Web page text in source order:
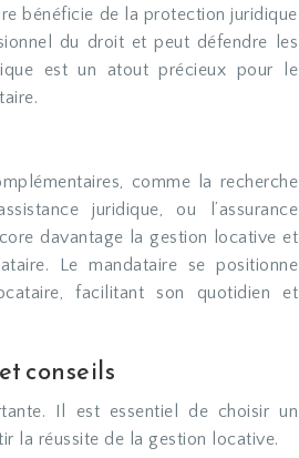
bénéficie de la protection juridique
du droit et peut défendre les
est un atout précieux pour le
comme la recherche
juridique, ou l’assurance
davantage la gestion locative et
Le mandataire se positionne
facilitant son quotidien et
conseils
Il est essentiel de choisir un
la réussite de la gestion locative.